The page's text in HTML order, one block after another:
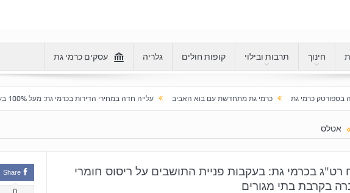
חינוך תרבות ובילוי קופות חולים גלריה עסקים כרמי גת
כרמי גת מתחדשת עם בוא האביב עלייה חדה במחירי הדירות בכרמי גת: מעל 100% בעשור האחרון
אטלס
רט"ג בכרמי גת: בעקבות פניית התושבים על ריסוס חומרי
בקרבת בתי מגורים
Share